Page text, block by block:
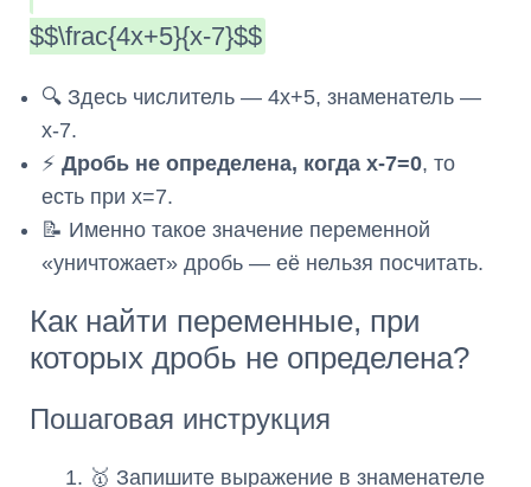
$$\frac{4x+5}{x-7}$$
🔍 Здесь числитель — 4x+5, знаменатель —
x-7.
⚡ Дробь не определена, когда x-7=0, то
есть при x=7.
📝 Именно такое значение переменной
«уничтожает» дробь — её нельзя посчитать.
Как найти переменные, при
которых дробь не определена?
Пошаговая инструкция
🥇 Запишите выражение в знаменателе